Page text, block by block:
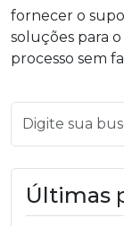
fornecer o
soluções para
processo sem
Últimas